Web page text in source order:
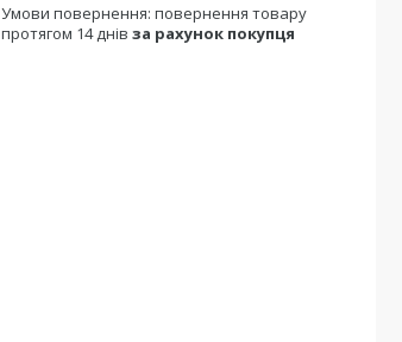
повернення товару
протягом 14 днів за рахунок покупця